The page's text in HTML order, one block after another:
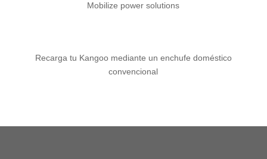
Mobilize power solutions
Recarga tu Kangoo mediante un enchufe doméstico
convencional